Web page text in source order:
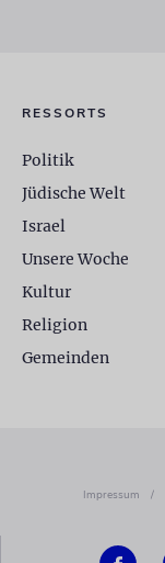
RESSORTS
Politik
Jüdische Welt
Israel
Unsere Woche
Kultur
Religion
Gemeinden
Impressum
/